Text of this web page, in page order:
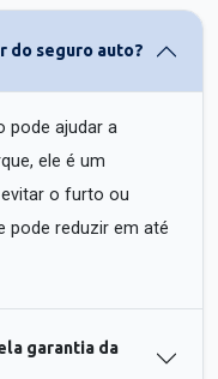
do seguro auto?
pode ajudar a
ele é um
o furto ou
pode reduzir em até
garantia da